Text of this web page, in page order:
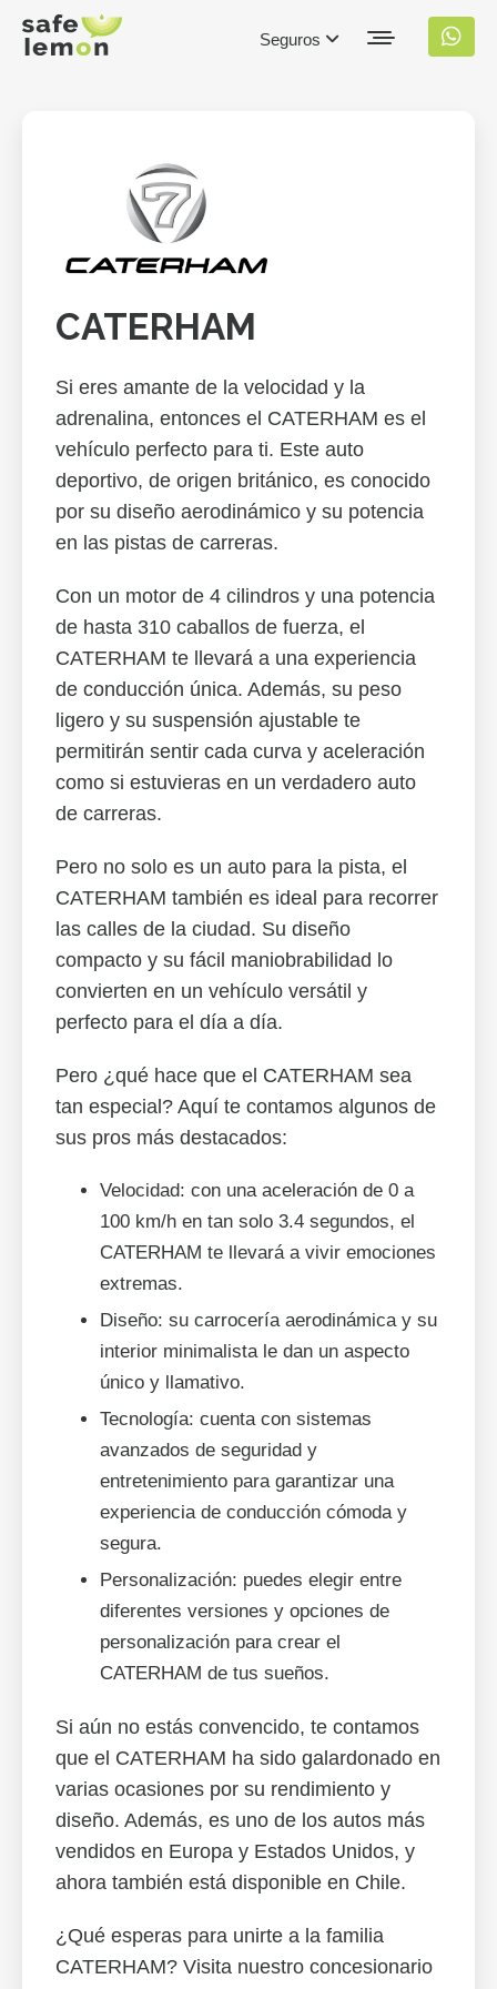
Seguros
CATERHAM
Si eres amante de la velocidad y la
adrenalina, entonces el CATERHAM es el
vehículo perfecto para ti. Este auto
deportivo, de origen británico, es conocido
por su diseño aerodinámico y su potencia
en las pistas de carreras.
Con un motor de 4 cilindros y una potencia
de hasta 310 caballos de fuerza, el
CATERHAM te llevará a una experiencia
de conducción única. Además, su peso
ligero y su suspensión ajustable te
permitirán sentir cada curva y aceleración
como si estuvieras en un verdadero auto
de carreras.
Pero no solo es un auto para la pista, el
CATERHAM también es ideal para recorrer
las calles de la ciudad. Su diseño
compacto y su fácil maniobrabilidad lo
convierten en un vehículo versátil y
perfecto para el día a día.
Pero ¿qué hace que el CATERHAM sea
tan especial? Aquí te contamos algunos de
sus pros más destacados:
Velocidad: con una aceleración de 0 a
100 km/h en tan solo 3.4 segundos, el
CATERHAM te llevará a vivir emociones
extremas.
Diseño: su carrocería aerodinámica y su
interior minimalista le dan un aspecto
único y llamativo.
Tecnología: cuenta con sistemas
avanzados de seguridad y
entretenimiento para garantizar una
experiencia de conducción cómoda y
segura.
Personalización: puedes elegir entre
diferentes versiones y opciones de
personalización para crear el
CATERHAM de tus sueños.
Si aún no estás convencido, te contamos
que el CATERHAM ha sido galardonado en
varias ocasiones por su rendimiento y
diseño. Además, es uno de los autos más
vendidos en Europa y Estados Unidos, y
ahora también está disponible en Chile.
¿Qué esperas para unirte a la familia
CATERHAM? Visita nuestro concesionario